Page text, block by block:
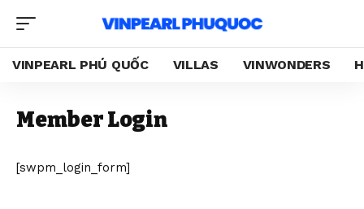
VINPEARL PHÚ QUỐC VILLAS VINWONDERS
Member Login
[swpm_login_form]